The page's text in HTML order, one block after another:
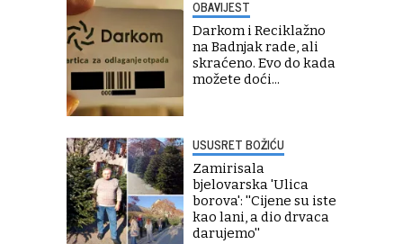
OBAVIJEST
Darkom i Reciklažno
na Badnjak rade, ali
skraćeno. Evo do kada
možete doći...
USUSRET BOŽIĆU
Zamirisala
bjelovarska 'Ulica
borova': ''Cijene su iste
kao lani, a dio drvaca
darujemo''